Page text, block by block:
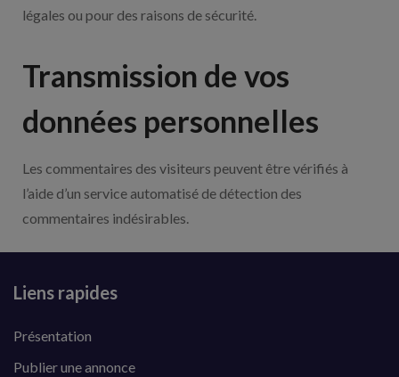
légales ou pour des raisons de sécurité.
Transmission de vos
données personnelles
Les commentaires des visiteurs peuvent être vérifiés à
l’aide d’un service automatisé de détection des
commentaires indésirables.
Liens rapides
Présentation
Publier une annonce